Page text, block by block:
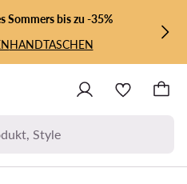
Sommers bis zu -35%
HANDTASCHEN
Style